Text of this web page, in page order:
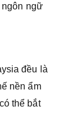
ngữ
đều là
nền ẩm
thể bắt